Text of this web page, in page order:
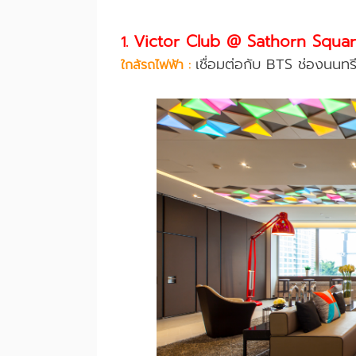
1. Victor Club @ Sathorn
ใกล้รถไฟฟ้า : เชื่อมต่อกับ BTS ช่องนนทรี